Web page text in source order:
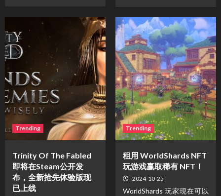
Trending
Trinity Of The Fabled
即将在Steam公开发
布，全新抢先体验版现
已上线
Trending
租用 WorldShards NFT
玩游戏赢取稀有 NFT！
2024-10-25
WorldShards 玩家现在可以